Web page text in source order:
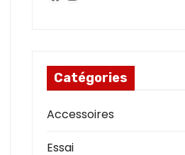
Catégories
Accessoires
Essai